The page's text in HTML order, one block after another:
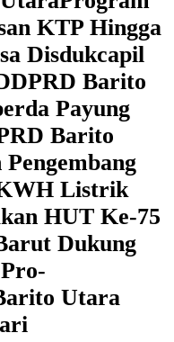
KTP Hingga
Disdukcapil
DPRD Barito
Payung
Barito
Listrik
HUT Ke-75
Dukung
Utara